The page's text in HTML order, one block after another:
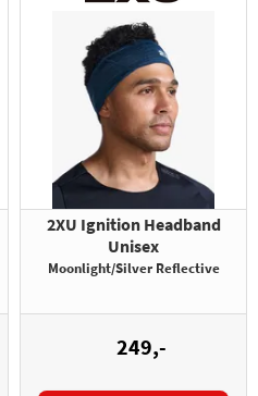
2XU Ignition Headband
Unisex
Moonlight/Silver Reflective
249,-